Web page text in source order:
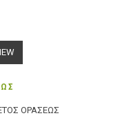
ΟΡΆΣΕΩΣ